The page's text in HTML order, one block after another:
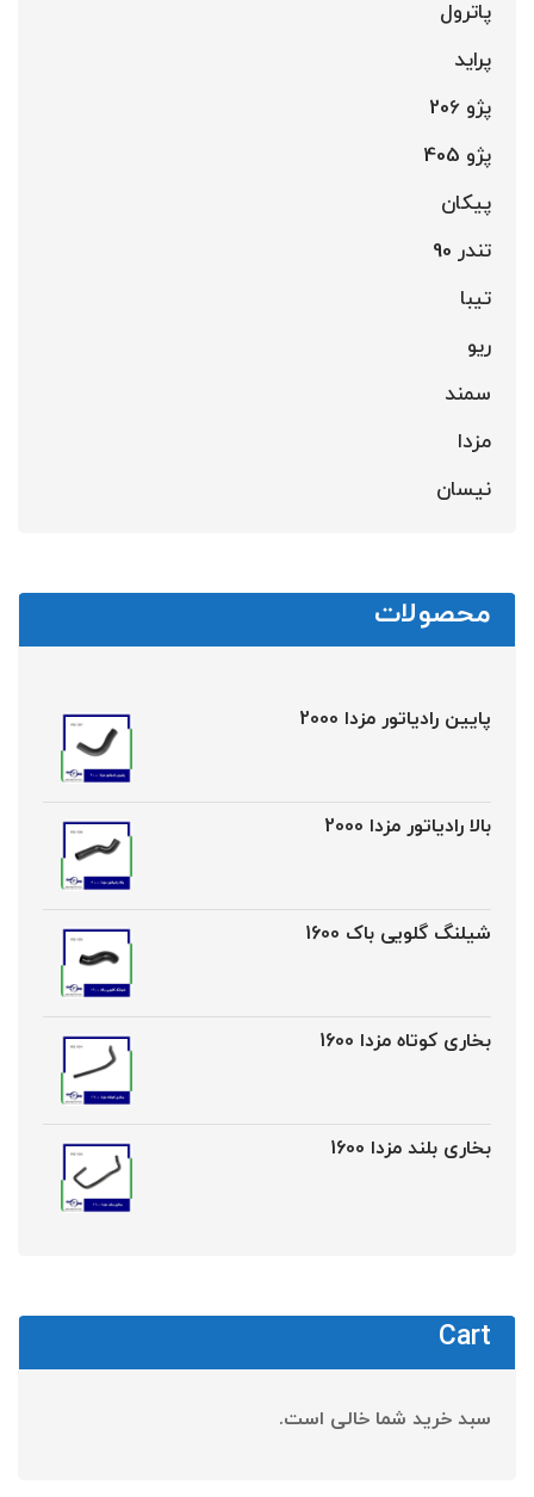
پاترول
پراید
پژو 206
پژو 405
پیکان
تندر 90
تیبا
ریو
سمند
مزدا
نیسان
محصولات
پایین رادیاتور مزدا 2000
بالا رادیاتور مزدا 2000
شیلنگ گلویی باک 1600
بخاری کوتاه مزدا 1600
بخاری بلند مزدا 1600
Cart
سبد خرید شما خالی است.